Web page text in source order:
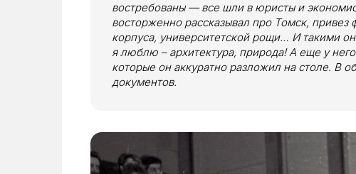
востребованы — все шли в юристы и
восторженно рассказывал про Томск, привез
корпуса, университетской рощи… И такими
я люблю – архитектура, природа! А еще у
которые он аккуратно разложил на столе. В
документов.